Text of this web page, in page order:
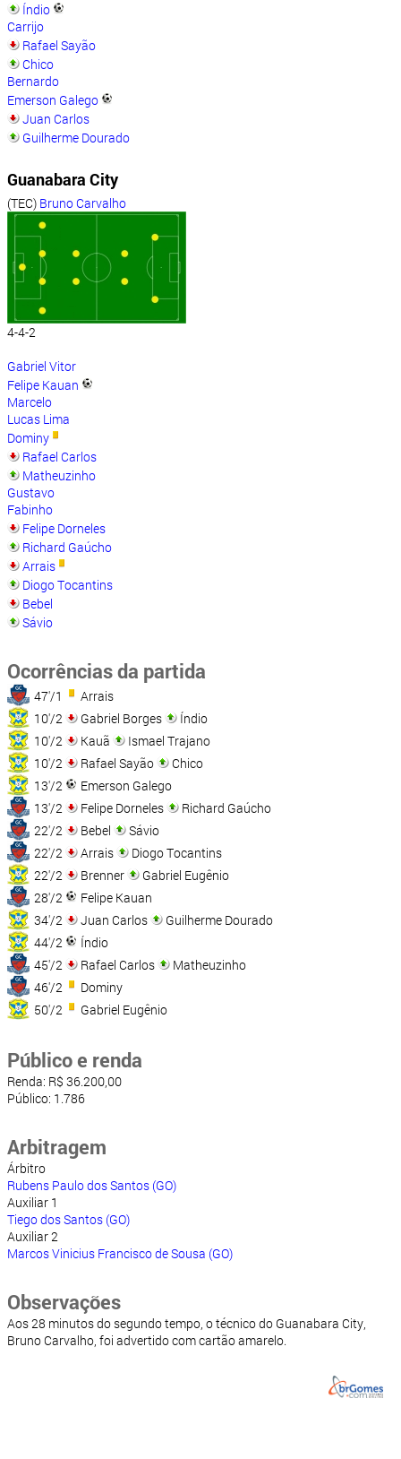
Índio
Carrijo
Rafael Sayão
Chico
Bernardo
Emerson Galego
Juan Carlos
Guilherme Dourado
Guanabara City
(TEC) Bruno Carvalho
4-4-2
Gabriel Vitor
Felipe Kauan
Marcelo
Lucas Lima
Dominy
Rafael Carlos
Matheuzinho
Gustavo
Fabinho
Felipe Dorneles
Richard Gaúcho
Arrais
Diogo Tocantins
Bebel
Sávio
Ocorrências da partida
47'/1
Arrais
10'/2
Gabriel Borges
Índio
10'/2
Kauã
Ismael Trajano
10'/2
Rafael Sayão
Chico
13'/2
Emerson Galego
13'/2
Felipe Dorneles
Richard Gaúcho
22'/2
Bebel
Sávio
22'/2
Arrais
Diogo Tocantins
22'/2
Brenner
Gabriel Eugênio
28'/2
Felipe Kauan
34'/2
Juan Carlos
Guilherme Dourado
44'/2
Índio
45'/2
Rafael Carlos
Matheuzinho
46'/2
Dominy
50'/2
Gabriel Eugênio
Público e renda
Renda: R$ 36.200,00
Público: 1.786
Arbitragem
Árbitro
Rubens Paulo dos Santos (GO)
Auxiliar 1
Tiego dos Santos (GO)
Auxiliar 2
Marcos Vinicius Francisco de Sousa (GO)
Observações
Aos 28 minutos do segundo tempo, o técnico do Guanabara City,
Bruno Carvalho, foi advertido com cartão amarelo.